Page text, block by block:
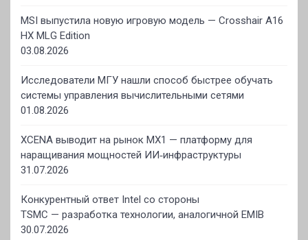
MSI выпустила новую игровую модель — Crosshair A16
HX MLG Edition
03.08.2026
Исследователи МГУ нашли способ быстрее обучать
системы управления вычислительными сетями
01.08.2026
XCENA выводит на рынок MX1 — платформу для
наращивания мощностей ИИ‑инфраструктуры
31.07.2026
Конкурентный ответ Intel со стороны
TSMC — разработка технологии, аналогичной EMIB
30.07.2026